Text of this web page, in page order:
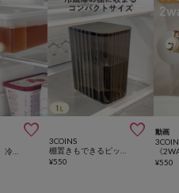
 
3COINS
¥550
動画
¥550